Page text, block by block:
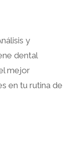
y
dental
mejor
en tu rutina de